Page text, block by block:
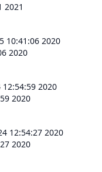
2021
10:41:06 2020
2020
2020
2020
12:54:27 2020
2020